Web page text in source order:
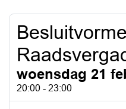
woensdag 21
20:00 - 23:00